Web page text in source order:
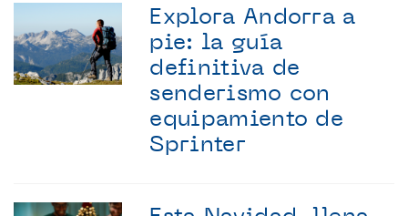
Explora Andorra a
pie: la guía
definitiva de
senderismo con
equipamiento de
Sprinter